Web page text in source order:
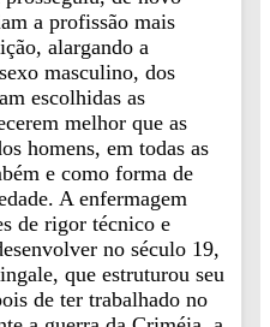
a profissão mais
alargando a
masculino, dos
escolhidas as
melhor que as
homens, em todas as
e como forma de
A enfermagem
de rigor técnico e
no século 19,
que estruturou seu
de ter trabalhado no